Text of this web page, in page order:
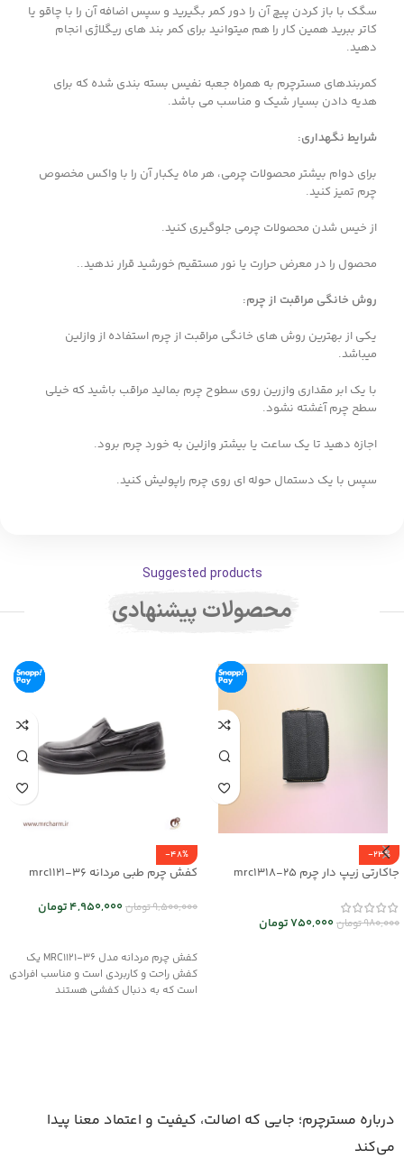
سگک با باز کردن پیچ آن را دور کمر بگیرید و سپس اضافه آن را با چاقو یا
کاتر ببرید همین کار را هم میتوانید برای کمر بند های ریگلاژی انجام
دهید.
کمربندهای مسترچرم به همراه جعبه نفیس بسته بندی شده که برای
هدیه دادن بسیار شیک و مناسب می باشد.
شرایط نگهداری:
برای دوام بیشتر محصولات چرمی، هر ماه یکبار آن را با واکس مخصوص
چرم تمیز کنید.
از خیس شدن محصولات چرمی جلوگیری کنید.
محصول را در معرض حرارت یا نور مستقیم خورشید قرار ندهید..
روش خانگی مراقبت از چرم:
یکی از بهترین روش های خانگی مراقبت از چرم استفاده از وازلین
میباشد.
با یک ابر مقداری وازرین روی سطوح چرم بمالید مراقب باشید که خیلی
سطح چرم آغشته نشود.
اجازه دهید تا یک ساعت یا بیشتر وازلین به خورد چرم برود.
سپس با یک دستمال حوله ای روی چرم راپولیش کنید.
Suggested products
محصولات پیشنهادی
-23%
جاکارتی زیپ دار چرم mrc1318-25
980,000تومان750,000تومان
-48%
کفش چرم طبی مردانه mrc1121-36
9,500,000تومان4,950,000تومان
کفش چرم مردانه مدل MRC1121-36 یک
کفش راحت و کاربردی است و مناسب افرادی
است که به دنبال کفشی هستند
درباره مسترچرم؛ جایی که اصالت، کیفیت و اعتماد معنا پیدا
می‌کند